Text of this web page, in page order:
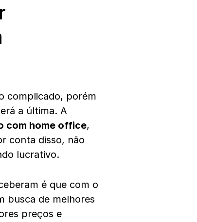
complicado, porém
a última. A
com home office,
conta disso, não
lucrativo.
é que com o
busca de melhores
preços e